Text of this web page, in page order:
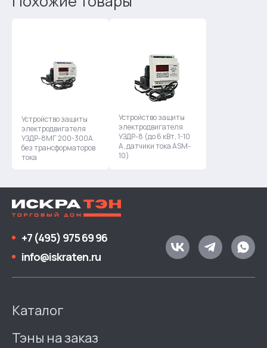
Устройство защиты
электродвигателя
УЗДР-8МГ 200-300А
без трансформаторов
тока
Устройство защиты
электродвигателя
УЗДР-8 (до 6 кВт, 1-10
А, датчики тока ASM-
10)
+7 (495) 975 69 96
info@iskraten.ru
Каталог
Тэны на заказ